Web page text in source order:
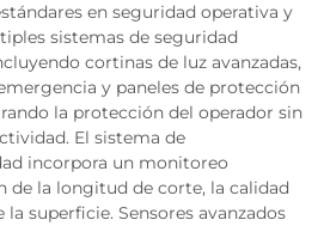
en seguridad operativa y
sistemas de seguridad
cortinas de luz avanzadas,
y paneles de protección
la protección del operador sin
El sistema de
incorpora un monitoreo
de la longitud de corte, la calidad
superficie. Sensores avanzados